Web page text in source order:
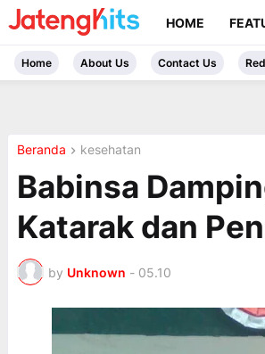
HOME
Home About Us Contact Us
Beranda kesehatan
Babinsa
Katarak dan
by Unknown - 05.10